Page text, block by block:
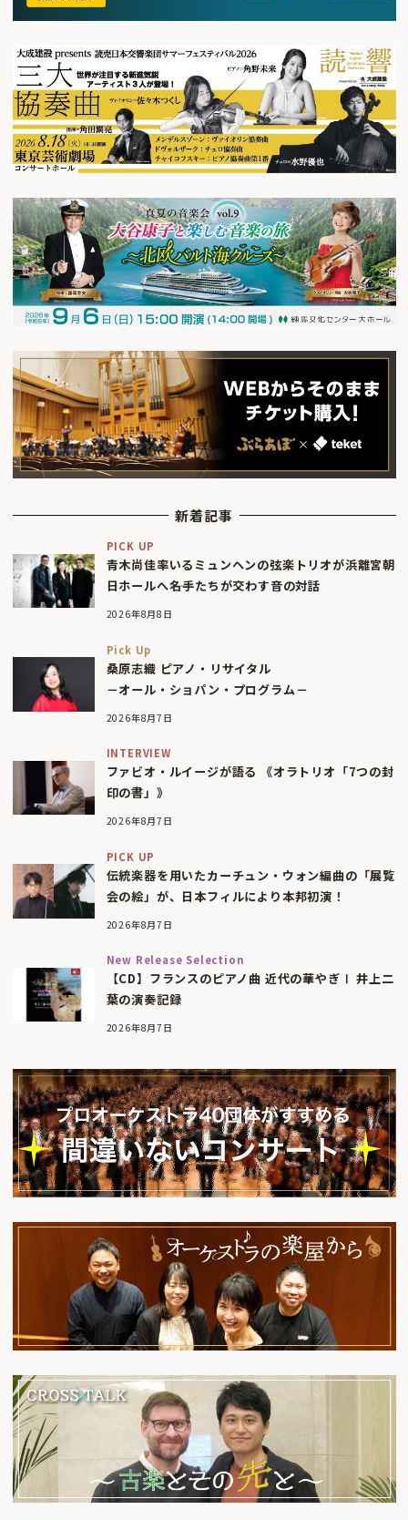
新着記事
PICK UP
青木尚佳率いるミュンヘンの弦楽トリオが浜離宮朝
日ホールへ――名手たちが交わす音の対話
2026年8月8日
Pick Up
桑原志織 ピアノ・リサイタル
－オール・ショパン・プログラム－
2026年8月7日
INTERVIEW
ファビオ・ルイージが語る 《オラトリオ「7つの封
印の書」》
2026年8月7日
PICK UP
伝統楽器を用いたカーチュン・ウォン編曲の「展覧
会の絵」が、日本フィルにより本邦初演！
2026年8月7日
New Release Selection
【CD】フランスのピアノ曲 近代の華やぎⅠ 井上二
葉の演奏記録
2026年8月7日